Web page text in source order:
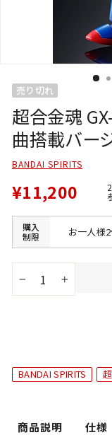
売り切れ
超合金魂
曲搭載バー
BANDAI SPIRITS
¥11,200
購入
制限
お一人様
+
BANDAI SPIRITS
商品説明 仕様